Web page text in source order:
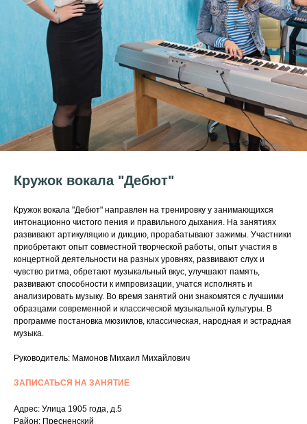
Кружок вокала "Дебют"
Кружок вокала "Дебют" направлен на тренировку у занимающихся
интонационно чистого пения и правильного дыхания. На занятиях
развивают артикуляцию и дикцию, прорабатывают зажимы. Участники
приобретают опыт совместной творческой работы, опыт участия в
концертной деятельности на разных уровнях, развивают слух и
чувство ритма, обретают музыкальный вкус, улучшают память,
развивают способности к импровизации, учатся исполнять и
анализировать музыку. Во время занятий они знакомятся с лучшими
образцами современной и классической музыкальной культуры. В
программе постановка мюзиклов, классическая, народная и эстрадная
музыка.
Руководитель: Мамонов Михаил Михайлович
ЗАПИСАТЬСЯ НА ЗАНЯТИЕ
Адрес: Улица 1905 года, д.5
Район: Пресненский